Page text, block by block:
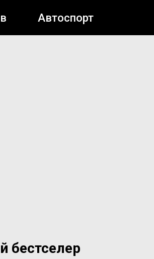
Автоспорт
бестселер